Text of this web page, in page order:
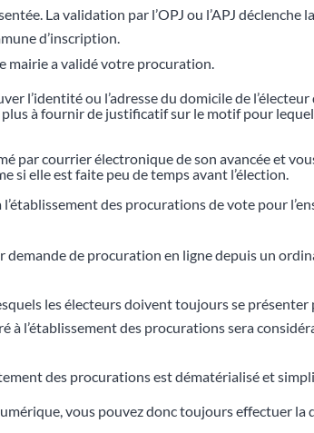
La validation par l’OPJ ou l’APJ déclenche
d’inscription.
mairie a validé votre procuration.
l’identité ou l’adresse du domicile de
plus à fournir de justificatif sur le motif pour
par courrier électronique de son avancée et
si elle est faite peu de temps avant l’élection.
des procurations de vote pour
demande de procuration en ligne depuis un
les électeurs doivent toujours se
à l’établissement des procurations sera
des procurations est dématérialisé et
vous pouvez donc toujours effectuer la